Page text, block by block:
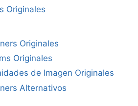
Originales
Originales
Originales
de Imagen Originales
Alternativos